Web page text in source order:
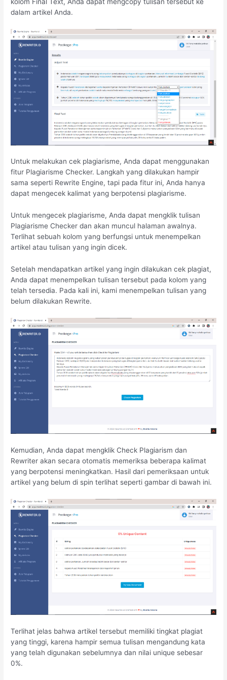
kolom Final Text, Anda dapat mengcopy tulisan tersebut ke
dalam artikel Anda.
Untuk melakukan cek plagiarisme, Anda dapat menggunakan
fitur Plagiarisme Checker. Langkah yang dilakukan hampir
sama seperti Rewrite Engine, tapi pada fitur ini, Anda hanya
dapat mengecek kalimat yang berpotensi plagiarisme.
Untuk mengecek plagiarisme, Anda dapat mengklik tulisan
Plagiarisme Checker dan akan muncul halaman awalnya.
Terlihat sebuah kolom yang berfungsi untuk menempelkan
artikel atau tulisan yang ingin dicek.
Setelah mendapatkan artikel yang ingin dilakukan cek plagiat,
Anda dapat menempelkan tulisan tersebut pada kolom yang
telah tersedia. Pada kali ini, kami menempelkan tulisan yang
belum dilakukan Rewrite.
Kemudian, Anda dapat mengklik Check Plagiarism dan
Rewriter akan secara otomatis memeriksa beberapa kalimat
yang berpotensi meningkatkan. Hasil dari pemeriksaan untuk
artikel yang belum di spin terlihat seperti gambar di bawah ini.
Terlihat jelas bahwa artikel tersebut memiliki tingkat plagiat
yang tinggi, karena hampir semua tulisan mengandung kata
yang telah digunakan sebelumnya dan nilai unique sebesar
0%.